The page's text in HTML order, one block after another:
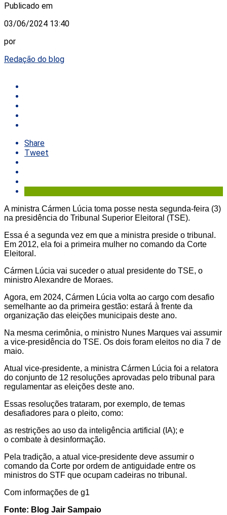
Publicado em
03/06/2024 13:40
por
Redação do blog
Share
Tweet
A ministra Cármen Lúcia toma posse nesta segunda-feira (3)
na presidência do Tribunal Superior Eleitoral (TSE).
Essa é a segunda vez em que a ministra preside o tribunal.
Em 2012, ela foi a primeira mulher no comando da Corte
Eleitoral.
Cármen Lúcia vai suceder o atual presidente do TSE, o
ministro Alexandre de Moraes.
Agora, em 2024, Cármen Lúcia volta ao cargo com desafio
semelhante ao da primeira gestão: estará à frente da
organização das eleições municipais deste ano.
Na mesma cerimônia, o ministro Nunes Marques vai assumir
a vice-presidência do TSE. Os dois foram eleitos no dia 7 de
maio.
Atual vice-presidente, a ministra Cármen Lúcia foi a relatora
do conjunto de 12 resoluções aprovadas pelo tribunal para
regulamentar as eleições deste ano.
Essas resoluções trataram, por exemplo, de temas
desafiadores para o pleito, como:
as restrições ao uso da inteligência artificial (IA); e
o combate à desinformação.
Pela tradição, a atual vice-presidente deve assumir o
comando da Corte por ordem de antiguidade entre os
ministros do STF que ocupam cadeiras no tribunal.
Com informações de g1
Fonte: Blog Jair Sampaio